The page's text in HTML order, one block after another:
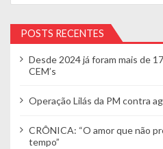
POSTS RECENTES
Desde 2024 já foram mais de
CEM’s
Operação Lilás da PM contra
CRÔNICA: “O amor que não
tempo”